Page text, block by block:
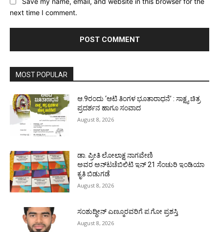
next time I comment.
MOST POPULAR
ಆ.9ರಂದು ‘ಆಟಿ ತಿಂಗಳ ಭೂತಾರಾಧನೆ’ : ಸಾಕ್ಷ್ಯ ಚಿತ್ರ
ಪ್ರದರ್ಶನ ಹಾಗೂ ಸಂವಾದ
August 8, 2026
ಡಾ. ಪ್ರೀತಿ ಲೋಲಾಕ್ಷ ನಾಗವೇಣಿ
ಅವರ ಅನ್‌ಟಚೆಬಿಲಿಟಿ ಇನ್ 21 ಸೆಂಚುರಿ ಇಂಡಿಯಾ
ಕೃತಿ ಬಿಡುಗಡೆ
August 8, 2026
ಸಂಶುದ್ಧೀನ್ ಎಣ್ಮೂರವರಿಗೆ ಪ.ಗೋ ಪ್ರಶಸ್ತಿ
August 8, 2026